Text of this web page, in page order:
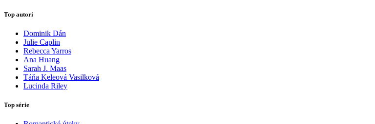
Top autori
Dominik Dán
Julie Caplin
Rebecca Yarros
Ana Huang
Sarah J. Maas
Táňa Keleová Vasilková
Lucinda Riley
Top série